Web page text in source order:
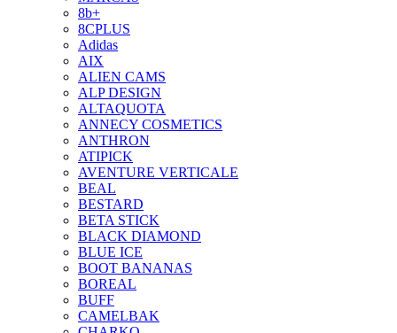
8b+
8CPLUS
Adidas
AIX
ALIEN CAMS
ALP DESIGN
ALTAQUOTA
ANNECY COSMETICS
ANTHRON
ATIPICK
AVENTURE VERTICALE
BEAL
BESTARD
BETA STICK
BLACK DIAMOND
BLUE ICE
BOOT BANANAS
BOREAL
BUFF
CAMELBAK